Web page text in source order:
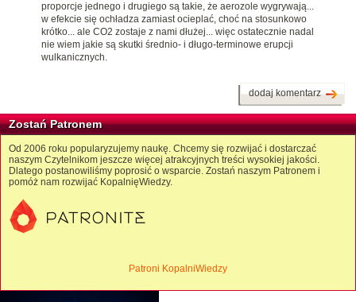
proporcje jednego i drugiego są takie, że aerozole wygrywają...
w efekcie się ochładza zamiast ocieplać, choć na stosunkowo
krótko... ale CO2 zostaje z nami dłużej... więc ostatecznie nadal
nie wiem jakie są skutki średnio- i długo-terminowe erupcji
wulkanicznych.
dodaj komentarz
Zostań Patronem
Od 2006 roku popularyzujemy naukę. Chcemy się rozwijać i dostarczać
naszym Czytelnikom jeszcze więcej atrakcyjnych treści wysokiej jakości.
Dlatego postanowiliśmy poprosić o wsparcie. Zostań naszym Patronem i
pomóż nam rozwijać KopalnięWiedzy.
Patroni KopalniWiedzy